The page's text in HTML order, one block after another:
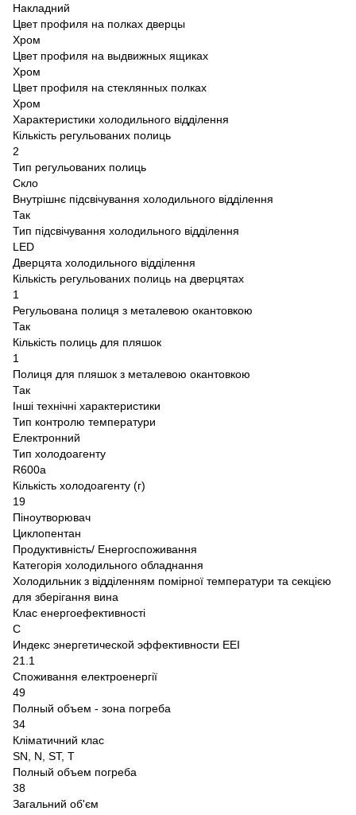
Накладний
Цвет профиля на полках дверцы
Хром
Цвет профиля на выдвижных ящиках
Хром
Цвет профиля на стеклянных полках
Хром
Характеристики холодильного відділення
Кількість регульованих полиць
2
Тип регульованих полиць
Скло
Внутрішнє підсвічування холодильного відділення
Так
Тип підсвічування холодильного відділення
LED
Дверцята холодильного відділення
Кількість регульованих полиць на дверцятах
1
Регульована полиця з металевою окантовкою
Так
Кількість полиць для пляшок
1
Полиця для пляшок з металевою окантовкою
Так
Інші технічні характеристики
Тип контролю температури
Електронний
Тип холодоагенту
R600a
Кількість холодоагенту (г)
19
Піноутворювач
Циклопентан
Продуктивність/ Енергоспоживання
Категорія холодильного обладнання
Холодильник з відділенням помірної температури та секцією
для зберігання вина
Клас енергоефективності
C
Индекс энергетической эффективности EEI
21.1
Споживання електроенергії
49
Полный объем - зона погреба
34
Кліматичний клас
SN, N, ST, T
Полный объем погреба
38
Загальний об'єм